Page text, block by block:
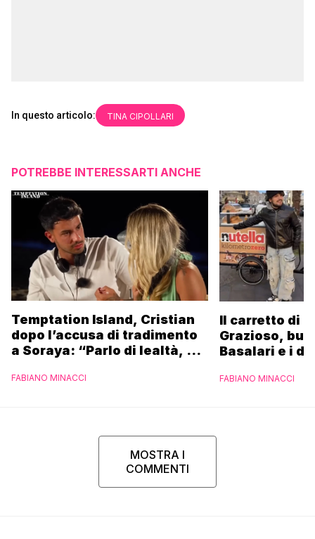
In questo articolo: TINA CIPOLLARI
POTREBBE INTERESSARTI ANCHE
Temptation Island, Cristian
dopo l’accusa di tradimento
a Soraya: “Parlo di lealtà, ma
FABIANO MINACCI
Il carretto di
Grazioso,
Basalari e i
Ferrero”
FABIANO MINACCI
MOSTRA I
COMMENTI